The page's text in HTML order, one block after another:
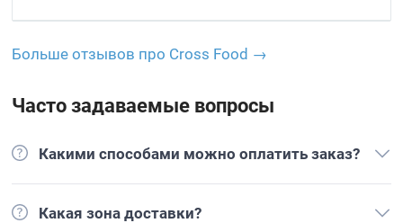
Больше отзывов про Cross Food →
Часто задаваемые вопросы
Какими способами можно оплатить заказ?
Какая зона доставки?